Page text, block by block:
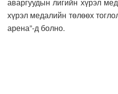
хүрэл медалийн төлөөх
арена”-д болно.